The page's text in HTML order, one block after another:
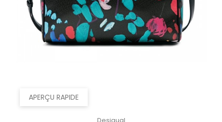
APERÇU RAPIDE
Desigual